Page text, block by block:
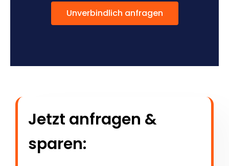
Unverbindlich anfragen
Jetzt anfragen &
sparen: